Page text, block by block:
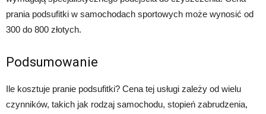
prania podsufitki w samochodach sportowych może wynosić od
300 do 800 złotych.
Podsumowanie
Ile kosztuje pranie podsufitki? Cena tej usługi zależy od wielu
czynników, takich jak rodzaj samochodu, stopień zabrudzenia,